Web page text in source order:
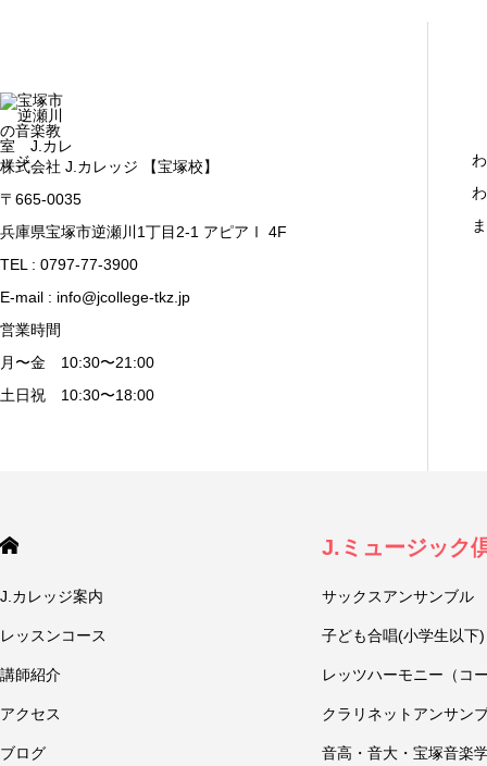
株式会社 J.カレッジ 【宝塚校】
〒665-0035
兵庫県宝塚市逆瀬川1丁目2-1 アピアⅠ 4F
TEL : 0797-77-3900
E-mail : info@jcollege-tkz.jp
営業時間
月〜金 10:30〜21:00
土日祝 10:30〜18:00
J.カレッジ案内
レッスンコース
講師紹介
アクセス
ブログ
J.ミュージック
サックスアンサンブル
子ども合唱(小学生以下)
レッツハーモニー（コ
クラリネットアンサン
音高・音大・宝塚音楽